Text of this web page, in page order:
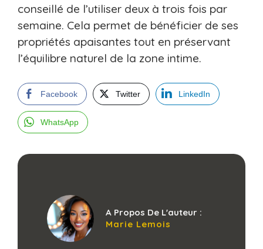
conseillé de l’utiliser deux à trois fois par
semaine. Cela permet de bénéficier de ses
propriétés apaisantes tout en préservant
l’équilibre naturel de la zone intime.
Facebook Twitter LinkedIn
WhatsApp
A Propos De L'auteur :
Marie Lemois